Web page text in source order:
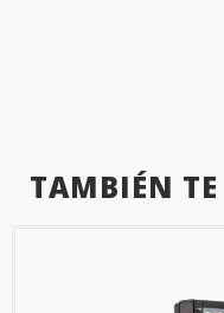
TAMBIÉN TE